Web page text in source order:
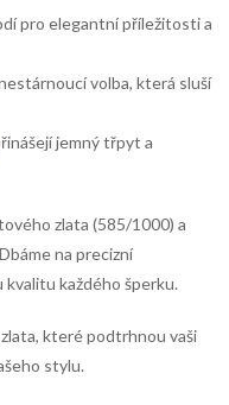
pro elegantní příležitosti a
volba, která sluší
jemný třpyt a
zlata (585/1000) a
na precizní
kvalitu každého šperku.
které podtrhnou vaši
stylu.